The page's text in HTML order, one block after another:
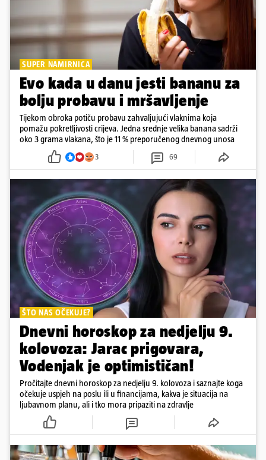
SUPER NAMIRNICA
Evo kada u danu jesti bananu za
bolju probavu i mršavljenje
Tijekom obroka potiču probavu zahvaljujući vlaknima koja
pomažu pokretljivosti crijeva. Jedna srednje velika banana sadrži
oko 3 grama vlakana, što je 11 % preporučenog dnevnog unosa
3 69
ŠTO NAS OČEKUJE?
Dnevni horoskop za nedjelju 9.
kolovoza: Jarac prigovara,
Vodenjak je optimističan!
Pročitajte dnevni horoskop za nedjelju 9. kolovoza i saznajte koga
očekuje uspjeh na poslu ili u financijama, kakva je situacija na
ljubavnom planu, ali i tko mora pripaziti na zdravlje